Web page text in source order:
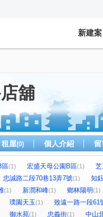
新建案
舖
租屋(0) 個人介紹
區(1) 宏盛天母公園B區(1)
忠誠路二段70巷13弄7號(1)
知
(1) 新潤和峰(1) 鄉林陽明(1)
璞園天玉(1)
致遠一路一段61
御水苑(1) 忠義街(1)
中山